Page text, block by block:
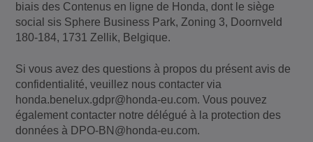
biais des Contenus en ligne de Honda, dont le siège
social sis Sphere Business Park, Zoning 3, Doornveld
180-184, 1731 Zellik, Belgique.
Si vous avez des questions à propos du présent avis de
confidentialité, veuillez nous contacter via
honda.benelux.gdpr@honda-eu.com. Vous pouvez
également contacter notre délégué à la protection des
données à DPO-BN@honda-eu.com.